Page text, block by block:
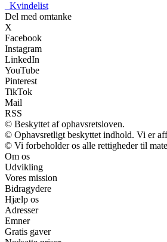
Kvindelist
Del med omtanke
X
Facebook
Instagram
LinkedIn
YouTube
Pinterest
TikTok
Mail
RSS
© Beskyttet af ophavsretsloven.
© Ophavsretligt beskyttet indhold. Vi er
© Vi forbeholder os alle rettigheder til
Om os
Udvikling
Vores mission
Bidragydere
Hjælp os
Adresser
Emner
Gratis gaver